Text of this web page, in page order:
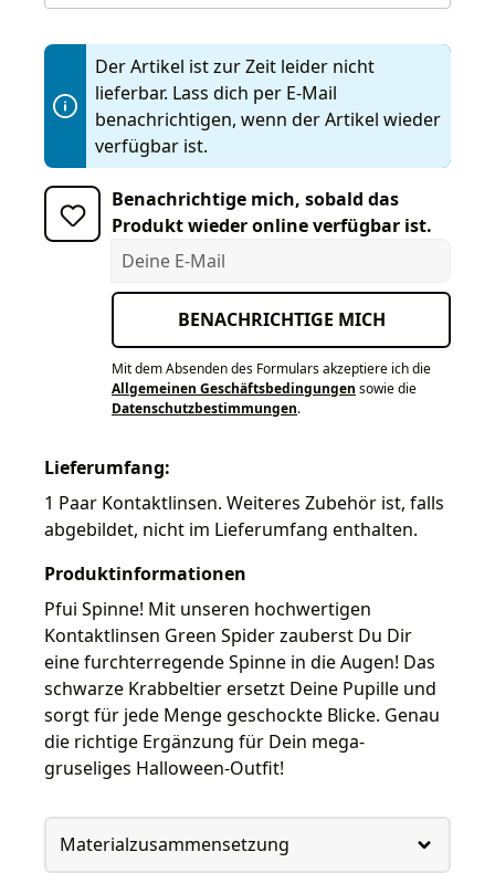
Der Artikel ist zur Zeit leider nicht
lieferbar. Lass dich per E-Mail
benachrichtigen, wenn der Artikel wieder
verfügbar ist.
Benachrichtige mich, sobald das
Produkt wieder online verfügbar ist.
Deine E-Mail
BENACHRICHTIGE MICH
Mit dem Absenden des Formulars akzeptiere ich die
Allgemeinen Geschäftsbedingungen sowie die
Datenschutzbestimmungen.
Lieferumfang:
1 Paar Kontaktlinsen. Weiteres Zubehör ist, falls
abgebildet, nicht im Lieferumfang enthalten.
Produktinformationen
Pfui Spinne! Mit unseren hochwertigen
Kontaktlinsen Green Spider zauberst Du Dir
eine furchterregende Spinne in die Augen! Das
schwarze Krabbeltier ersetzt Deine Pupille und
sorgt für jede Menge geschockte Blicke. Genau
die richtige Ergänzung für Dein mega-
gruseliges Halloween-Outfit!
Materialzusammensetzung